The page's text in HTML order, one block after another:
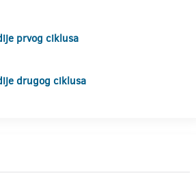
prvog ciklusa
drugog ciklusa